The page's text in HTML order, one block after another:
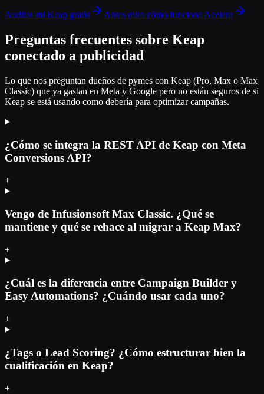
Auditar mi Keap gratis Antes mira cómo funciona Acelera
Preguntas frecuentes sobre Keap
conectado a publicidad
Lo que nos preguntan dueños de pymes con Keap (Pro, Max o Max
Classic) que ya gastan en Meta y Google pero no están seguros de si
Keap se está usando como debería para optimizar campañas.
¿Cómo se integra la REST API de Keap con Meta
Conversions API?
+
Vengo de Infusionsoft Max Classic. ¿Qué se
mantiene y qué se rehace al migrar a Keap Max?
+
¿Cuál es la diferencia entre Campaign Builder y
Easy Automations? ¿Cuándo usar cada uno?
+
¿Tags o Lead Scoring? ¿Cómo estructurar bien la
cualificación en Keap?
+